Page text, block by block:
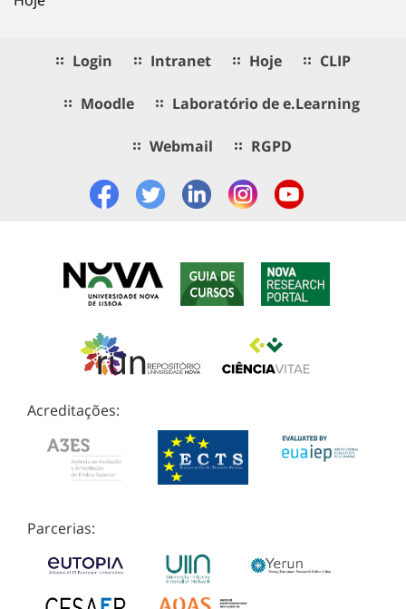
Login Intranet Hoje CLIP
Moodle Laboratório de e.Learning
Webmail RGPD
Acreditações:
Parcerias: